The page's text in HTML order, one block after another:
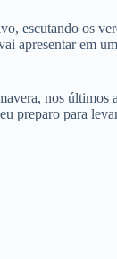
escutando os
apresentar em
nos
preparo para